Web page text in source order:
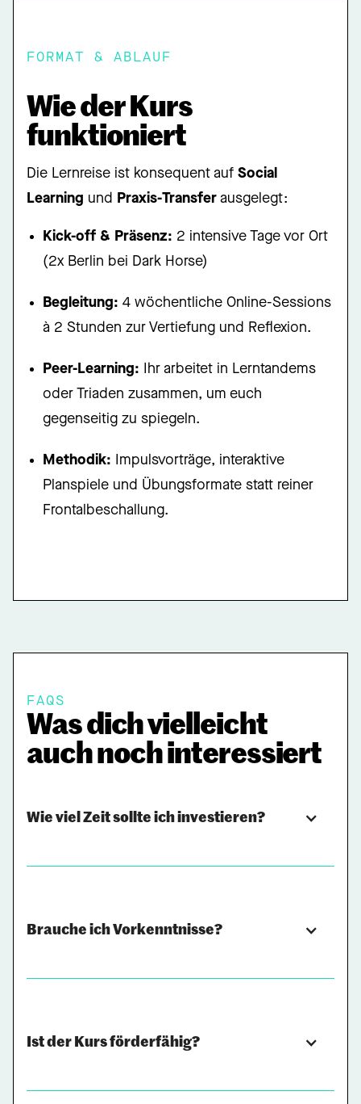
FORMAT & ABLAUF
Wie der Kurs
funktioniert
Die Lernreise ist konsequent auf Social
Learning und Praxis-Transfer ausgelegt:
Kick-off & Präsenz: 2 intensive Tage vor Ort
(2x Berlin bei Dark Horse)
Begleitung: 4 wöchentliche Online-Sessions
à 2 Stunden zur Vertiefung und Reflexion.
Peer-Learning: Ihr arbeitet in Lerntandems
oder Triaden zusammen, um euch
gegenseitig zu spiegeln.
Methodik: Impulsvorträge, interaktive
Planspiele und Übungsformate statt reiner
Frontalbeschallung.
FAQS
Was dich vielleicht
auch noch interessiert
Wie viel Zeit sollte ich investieren?
Woche 2 Stunden für Online-Sessions ein.
laufenden Projekten.
Brauche ich Vorkenntnisse?
und Systemen reicht völlig aus. Konkrete
formelle Macht sind von Vorteil.
Ist der Kurs förderfähig?